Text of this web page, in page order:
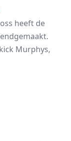
heeft de
Murphys,